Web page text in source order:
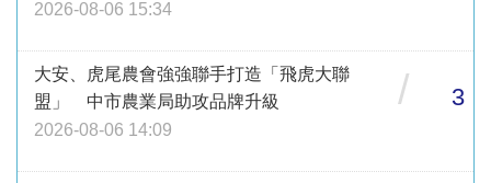
2026-08-06 15:34
大安、虎尾農會強強聯手打造「飛虎大聯
盟」 中市農業局助攻品牌升級
2026-08-06 14:09
/ 3